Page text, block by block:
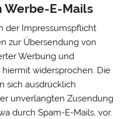
Werbe-E-Mails
der Impressumspflicht
zur Übersendung von
Werbung und
widersprochen. Die
sich ausdrücklich
unverlangten Zusendung
durch Spam-E-Mails, vor.